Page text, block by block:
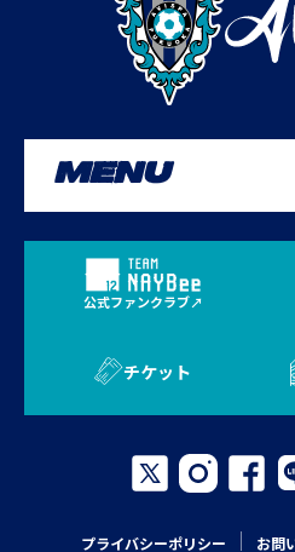
MENU
公式ファンクラブ
チケット
プライバシーポリシー お問